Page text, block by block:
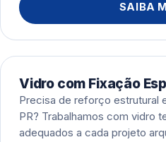
SAIBA
Vidro com Fixação
Precisa de reforço estrutural
PR? Trabalhamos com vidro
adequados a cada projeto